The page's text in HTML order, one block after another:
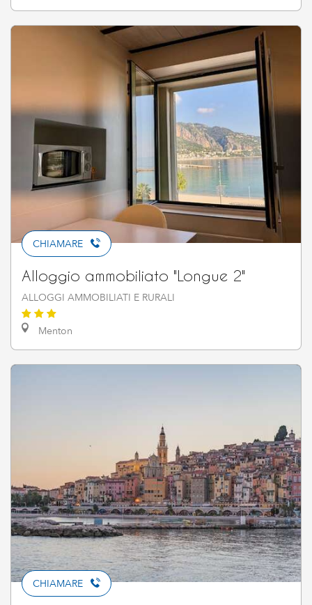
CHIAMARE
Alloggio ammobiliato "Longue 2"
ALLOGGI AMMOBILIATI E RURALI
Menton
CHIAMARE